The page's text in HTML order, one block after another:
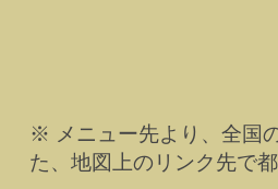
※ メニュー先より、全国
た、地図上のリンク先で